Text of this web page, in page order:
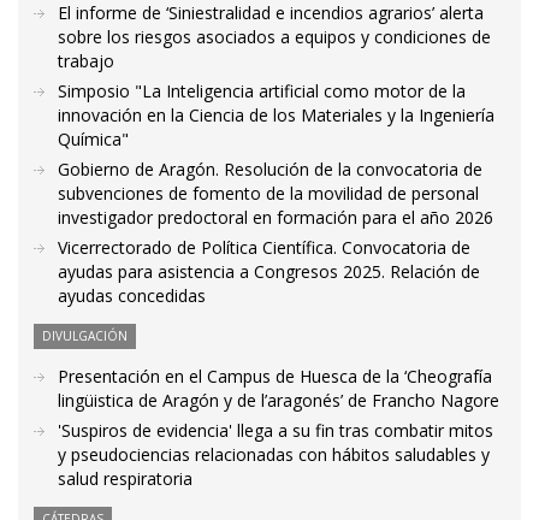
El informe de ‘Siniestralidad e incendios agrarios’ alerta
sobre los riesgos asociados a equipos y condiciones de
trabajo
Simposio "La Inteligencia artificial como motor de la
innovación en la Ciencia de los Materiales y la Ingeniería
Química"
Gobierno de Aragón. Resolución de la convocatoria de
subvenciones de fomento de la movilidad de personal
investigador predoctoral en formación para el año 2026
Vicerrectorado de Política Científica. Convocatoria de
ayudas para asistencia a Congresos 2025. Relación de
ayudas concedidas
DIVULGACIÓN
Presentación en el Campus de Huesca de la ‘Cheografía
lingüistica de Aragón y de l’aragonés’ de Francho Nagore
'Suspiros de evidencia' llega a su fin tras combatir mitos
y pseudociencias relacionadas con hábitos saludables y
salud respiratoria